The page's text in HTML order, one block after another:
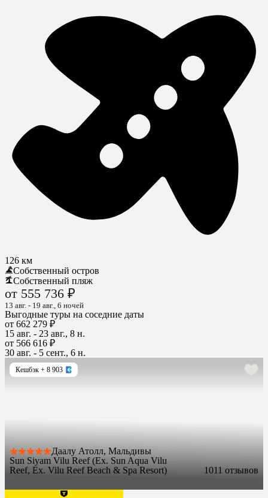
126 км
Собственный остров
Собственный пляж
от 555 736 ₽
13 авг. - 19 авг., 6 ночей
Выгодные туры на соседние даты
от 662 279 ₽
15 авг. - 23 авг., 8 н.
от 566 616 ₽
30 авг. - 5 сент., 6 н.
Кешбэк + 8 903
Даалу Атолл, Мальдивы
Sun Siyam Vilu Reef (Ex. Sun Aqua Vilu
Reef, Ex. Vilu Reef Beach & Spa Resort)
1011 отзывов